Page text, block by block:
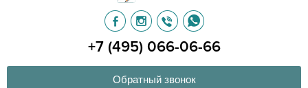
+7 (495) 066-06-66
Обратный звонок